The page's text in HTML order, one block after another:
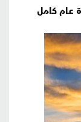
عام كامل